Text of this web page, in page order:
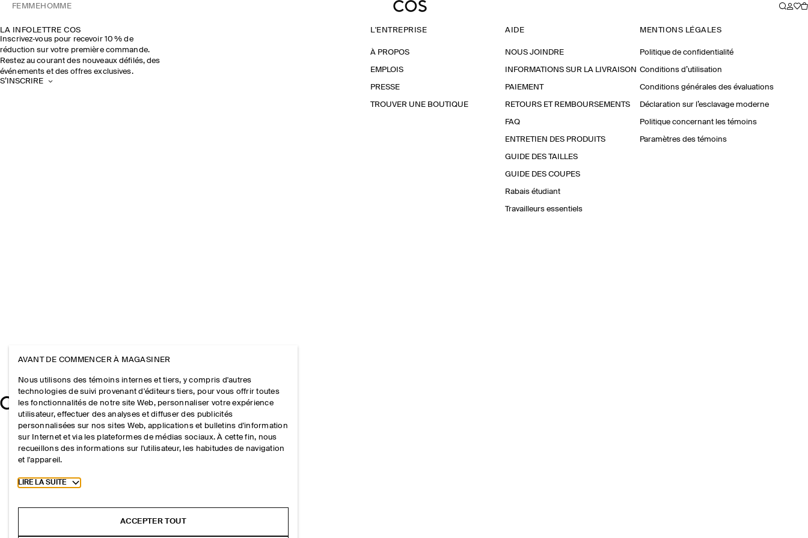
FEMMEHOMME
LA INFOLETTRE COS
Inscrivez‑vous pour recevoir 10 % de
réduction sur votre première commande.
Restez au courant des nouveaux défilés, des
événements et des offres exclusives.
S’INSCRIRE
L'ENTREPRISE
À PROPOS
EMPLOIS
PRESSE
TROUVER UNE BOUTIQUE
AIDE
NOUS JOINDRE
INFORMATIONS SUR LA LIVRAISON
PAIEMENT
RETOURS ET REMBOURSEMENTS
FAQ
ENTRETIEN DES PRODUITS
GUIDE DES TAILLES
GUIDE DES COUPES
Rabais étudiant
Travailleurs essentiels
MENTIONS LÉGALES
Politique de confidentialité
Conditions d’utilisation
Conditions générales des évaluations
Déclaration sur l’esclavage moderne
Politique concernant les témoins
Paramètres des témoins
AVANT DE COMMENCER À MAGASINER
Nous utilisons des témoins internes et tiers, y compris d'autres
technologies de suivi provenant d'éditeurs tiers, pour vous offrir toutes
les fonctionnalités de notre site Web, personnaliser votre expérience
utilisateur, effectuer des analyses et diffuser des publicités
personnalisées sur nos sites Web, applications et bulletins d'information
sur Internet et via les plateformes de médias sociaux. À cette fin, nous
recueillons des informations sur l'utilisateur, les habitudes de navigation
et l'appareil.
Toggle more cookie information
LIRE LA SUITE
ACCEPTER TOUT